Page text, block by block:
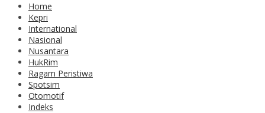
Home
Kepri
International
Nasional
Nusantara
HukRim
Ragam Peristiwa
Spotsim
Otomotif
Indeks